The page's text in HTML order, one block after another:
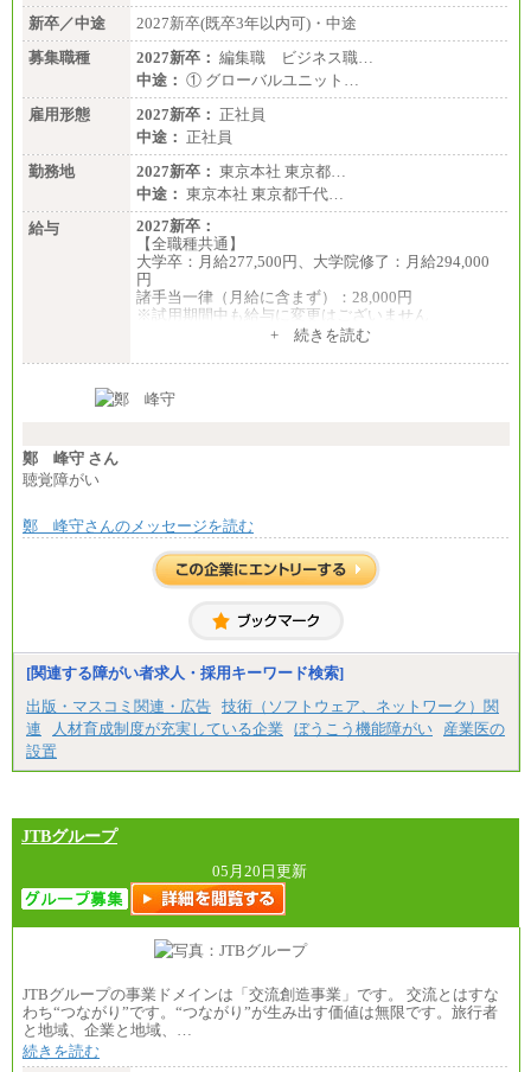
新卒／中途
2027新卒(既卒3年以内可)・中途
募集職種
2027新卒： 編集職 ビジネス職…
中途： ① グローバルユニット…
雇用形態
2027新卒： 正社員
中途： 正社員
勤務地
2027新卒： 東京本社 東京都…
中途： 東京本社 東京都千代…
給与
2027新卒：
【全職種共通】
大学卒：月給277,500円、大学院修了：月給294,000
円
諸手当一律（月給に含まず）：28,000円
※試用期間中も給与に変更はございません
月給370,000円～
ます。
+ 続きを読む
鄭 峰守 さん
聴覚障がい
鄭 峰守さんのメッセージを読む
[関連する障がい者求人・採用キーワード検索]
出版・マスコミ関連・広告 技術（ソフトウェア、ネットワーク）関
連
人材育成制度が充実している企業 ぼうこう機能障がい
産業医の
設置
JTBグループ
05月20日更新
JTBグループの事業ドメインは「交流創造事業」です。 交流とはすな
わち“つながり”です。“つながり”が生み出す価値は無限です。旅行者
と地域、企業と地域、…
続きを読む